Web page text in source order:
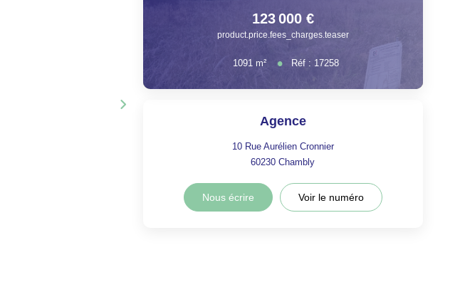
123 000 €
product.price.fees_charges.teaser
1091 m² Réf : 17258
Agence
10 Rue Aurélien Cronnier
60230Chambly
Nous écrire Voir le numéro